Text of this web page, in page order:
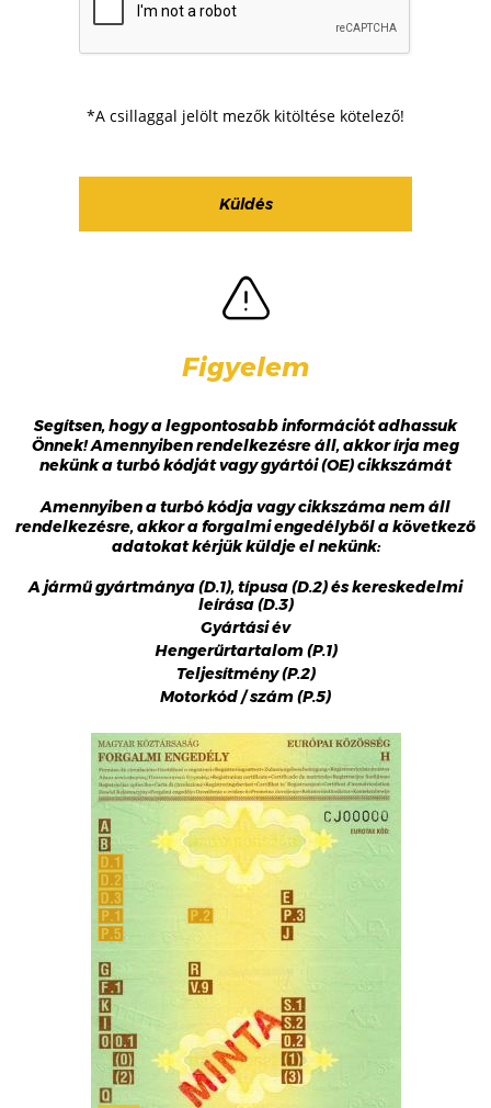
*A csillaggal jelölt mezők kitöltése kötelező!
Figyelem
Segítsen, hogy a legpontosabb információt adhassuk
Önnek! Amennyiben rendelkezésre áll, akkor írja meg
nekünk a turbó kódját vagy gyártói (OE) cikkszámát
Amennyiben a turbó kódja vagy cikkszáma nem áll
rendelkezésre, akkor a forgalmi engedélyből a következő
adatokat kérjük küldje el nekünk:
A jármű gyártmánya (D.1), típusa (D.2) és kereskedelmi
leírása (D.3)
Gyártási év
Hengerűrtartalom (P.1)
Teljesítmény (P.2)
Motorkód / szám (P.5)